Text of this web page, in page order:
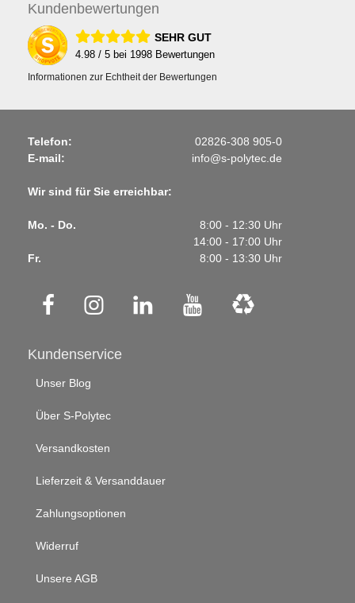
Kundenbewertungen
SEHR GUT
4.98 / 5 bei 1998 Bewertungen
Informationen zur Echtheit der Bewertungen
Telefon:
02826-308 905-0
E-mail:
info@s-polytec.de
Wir sind für Sie erreichbar:
Mo. - Do.
8:00 - 12:30 Uhr
14:00 - 17:00 Uhr
Fr.
8:00 - 13:30 Uhr
Kundenservice
Unser Blog
Über S-Polytec
Versandkosten
Lieferzeit & Versanddauer
Zahlungsoptionen
Widerruf
Unsere AGB